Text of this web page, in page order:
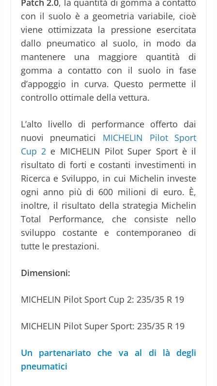
Patch 2.0, la quantità di gomma a contatto
con il suolo è a geometria variabile, cioè
viene ottimizzata la pressione esercitata
dallo pneumatico al suolo, in modo da
mantenere una maggiore quantità di
gomma a contatto con il suolo in fase
d’appoggio in curva. Questo permette il
controllo ottimale della vettura.
L’alto livello di performance offerto dai
nuovi pneumatici MICHELIN Pilot Sport
Cup 2 e MICHELIN Pilot Super Sport è il
risultato di forti e costanti investimenti in
Ricerca e Sviluppo, in cui Michelin investe
ogni anno più di 600 milioni di euro. È,
inoltre, il risultato della strategia Michelin
Total Performance, che consiste nello
sviluppo costante e contemporaneo di
tutte le prestazioni.
Dimensioni:
MICHELIN Pilot Sport Cup 2: 235/35 R 19
MICHELIN Pilot Super Sport: 235/35 R 19
Un partenariato che va al di là degli
pneumatici